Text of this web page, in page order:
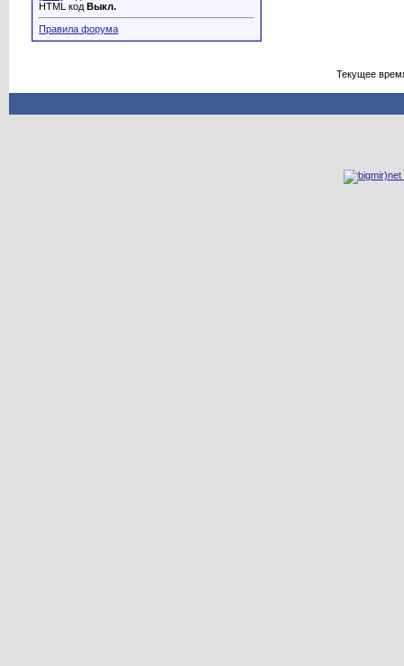
HTML код Выкл.
Правила форума
Текущее